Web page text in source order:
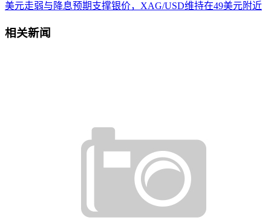
美元走弱与降息预期支撑银价，XAG/USD维持在49美元附近
相关新闻